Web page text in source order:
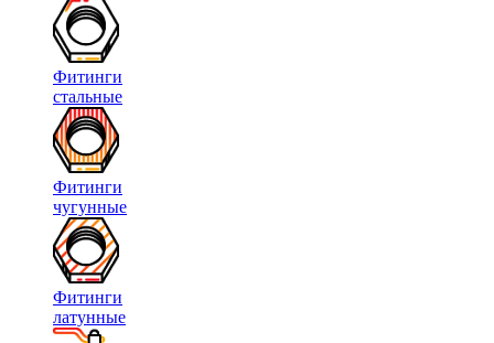
Фитинги
стальные
Фитинги
чугунные
Фитинги
латунные